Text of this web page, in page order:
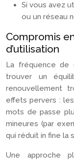
Si vous avez
ou un réseau
Compromis
d’utilisation
La fréquence de
trouver un
renouvellement
effets pervers :
mots de passe
mineures (par
qui réduit in fine la
Une approche